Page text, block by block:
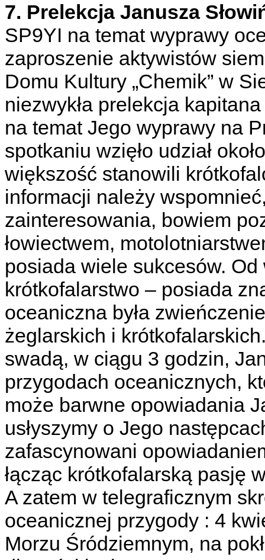
7. Prelekcja Janusza
SP9YI na temat wyprawy
zaproszenie aktywistów
Domu Kultury „Chemik” w
niezwykła prelekcja
na temat Jego wyprawy na
spotkaniu wzięło udział
większość stanowili
informacji należy
zainteresowania, bowiem
łowiectwem,
posiada wiele sukcesów.
krótkofalarstwo – posiada
oceaniczna była
żeglarskich i
swadą, w ciągu 3 godzin,
przygodach oceanicznych,
może barwne opowiadania
usłyszymy o Jego
zafascynowani
łącząc krótkofalarską pasję
A zatem w telegraficznym
oceanicznej przygody : 4
Morzu Śródziemnym, na